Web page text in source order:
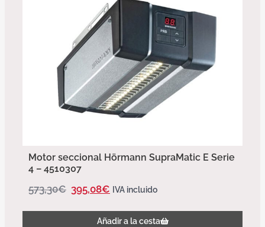
Motor seccional Hörmann SupraMatic E Serie
4 – 4510307
573,30€ 395,08€ IVA incluido
Añadir a la cesta